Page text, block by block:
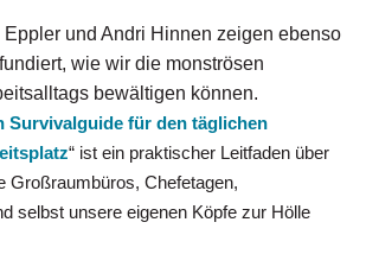
Eppler und Andri Hinnen zeigen ebenso
wie wir die monströsen
bewältigen können.
Survivalguide für den täglichen
“ ist ein praktischer Leitfaden über
Großraumbüros, Chefetagen,
selbst unsere eigenen Köpfe zur Hölle